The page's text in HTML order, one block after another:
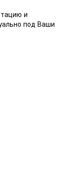
и
под Ваши